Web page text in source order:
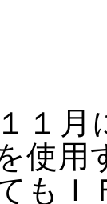
１
使
もＩ